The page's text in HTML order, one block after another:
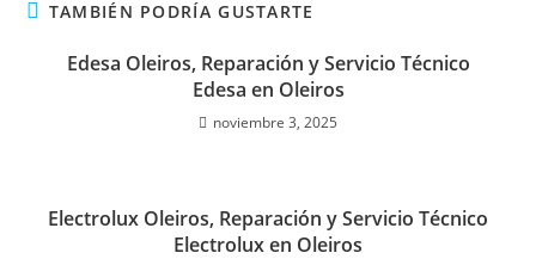
TAMBIÉN PODRÍA GUSTARTE
Edesa Oleiros, Reparación y Servicio Técnico
Edesa en Oleiros
noviembre 3, 2025
Electrolux Oleiros, Reparación y Servicio Técnico
Electrolux en Oleiros